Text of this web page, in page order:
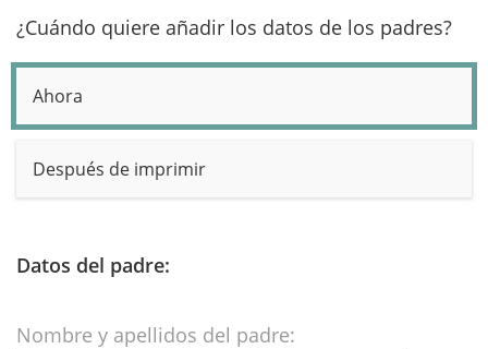
¿Cuándo quiere añadir los datos de los padres?
Ahora
Después de imprimir
Datos del padre:
Nombre y apellidos del padre: